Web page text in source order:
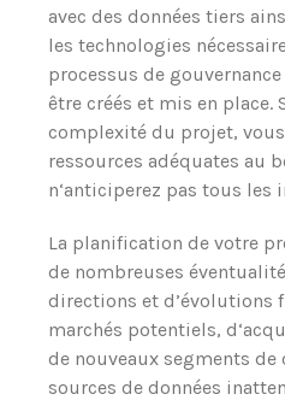
avec des données tiers
les technologies
processus de
être créés et mis en place.
complexité du projet, vous
ressources adéquates au
n‘anticiperez pas tous les
La planification de votre
de nombreuses
directions et d’évolutions
marchés potentiels,
de nouveaux segments
sources de données